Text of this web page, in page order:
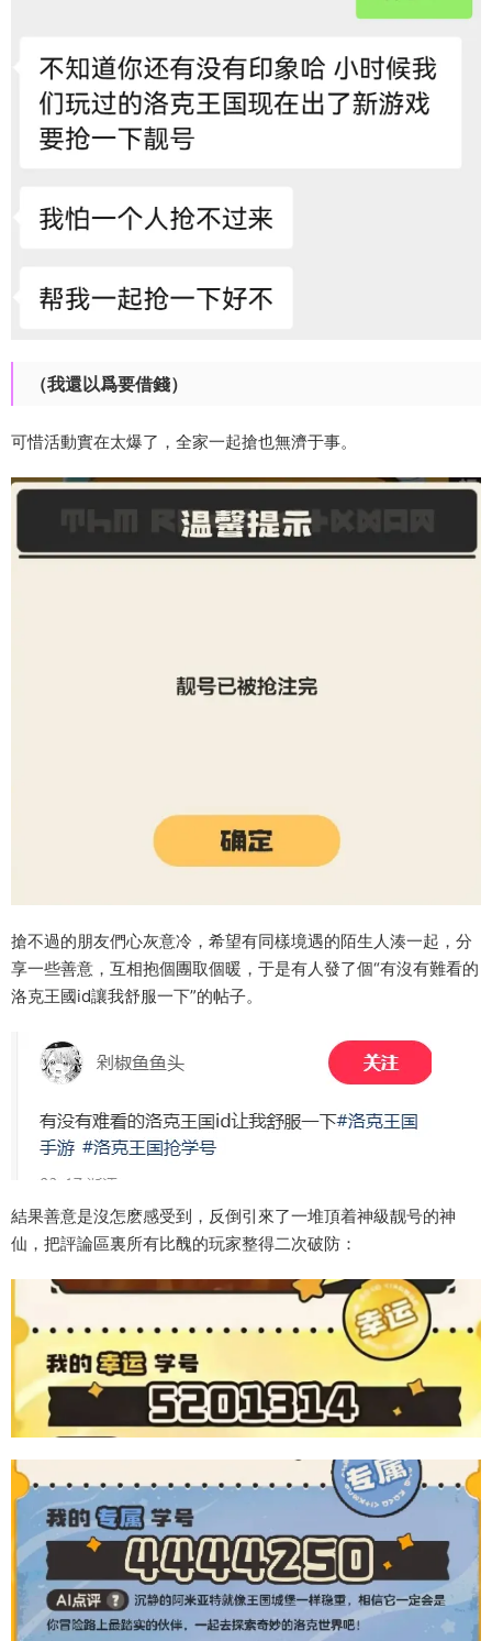
（我還以爲要借錢）
可惜活動實在太爆了，全家一起搶也無濟于事。
搶不過的朋友們心灰意冷，希望有同樣境遇的陌生人湊一起，分
享一些善意，互相抱個團取個暖，于是有人發了個“有沒有難看的
洛克王國id讓我舒服一下”的帖子。
結果善意是沒怎麽感受到，反倒引來了一堆頂着神級靓号的神
仙，把評論區裏所有比醜的玩家整得二次破防：